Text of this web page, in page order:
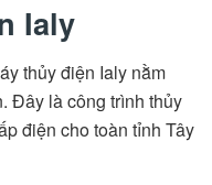
Ialy
thủy điện Ialy nằm
Đây là công trình thủy
điện cho toàn tỉnh Tây